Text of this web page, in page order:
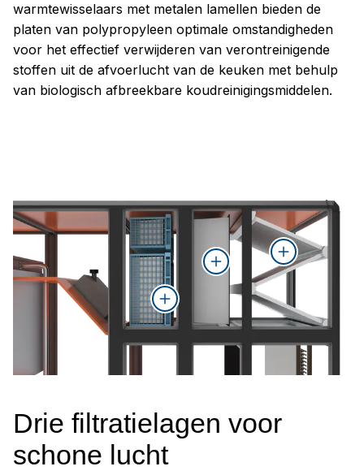
warmtewisselaars met metalen lamellen bieden de
platen van polypropyleen optimale omstandigheden
voor het effectief verwijderen van verontreinigende
stoffen uit de afvoerlucht van de keuken met behulp
van biologisch afbreekbare koudreinigingsmiddelen.
Eerste filter
Actief koolstoffilter voorkomt
Tweede filter
Luchtfilter
Derde filter
Olie- en vetcassettefilter voor
grove afscheiding
Drie filtratielagen voor
schone lucht